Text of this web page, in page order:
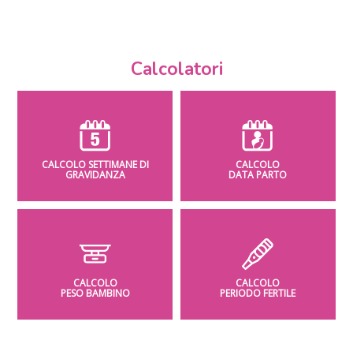
Calcolatori
CALCOLO SETTIMANE DI
GRAVIDANZA
CALCOLO
DATA PARTO
CALCOLO
PESO BAMBINO
CALCOLO
PERIODO FERTILE